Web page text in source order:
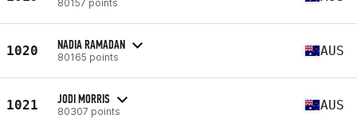
80157 points
1020 NADIA RAMADAN
80165 points AUS
1021 JODI MORRIS
80307 points AUS